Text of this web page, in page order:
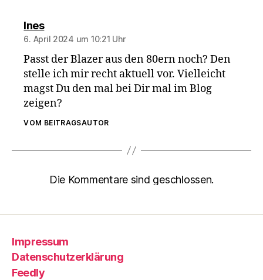
Inessagt:
6. April 2024 um 10:21 Uhr
Passt der Blazer aus den 80ern noch? Den
stelle ich mir recht aktuell vor. Vielleicht
magst Du den mal bei Dir mal im Blog
zeigen?
VOM BEITRAGSAUTOR
Die Kommentare sind geschlossen.
Impressum
Datenschutzerklärung
Feedly